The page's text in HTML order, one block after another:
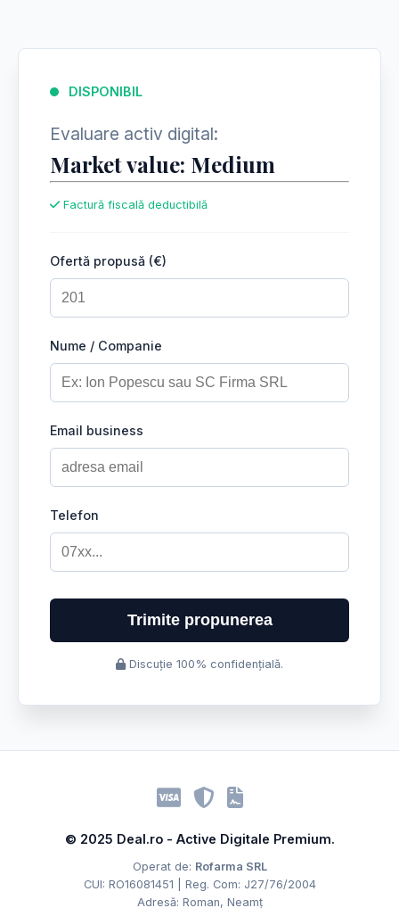
DISPONIBIL
Evaluare activ digital:
Market value: Medium
Factură fiscală deductibilă
Ofertă propusă (€)
Nume / Companie
Email business
Telefon
Trimite propunerea
Discuție 100% confidențială.
© 2025 Deal.ro - Active Digitale Premium.
Operat de: Rofarma SRL
CUI: RO16081451 | Reg. Com: J27/76/2004
Adresă: Roman, Neamț